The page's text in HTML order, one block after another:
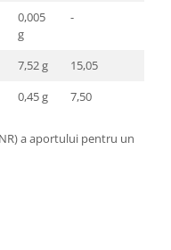
0,005
g
-
7,52 g
15,05
0,45 g 7,50
a aportului pentru un